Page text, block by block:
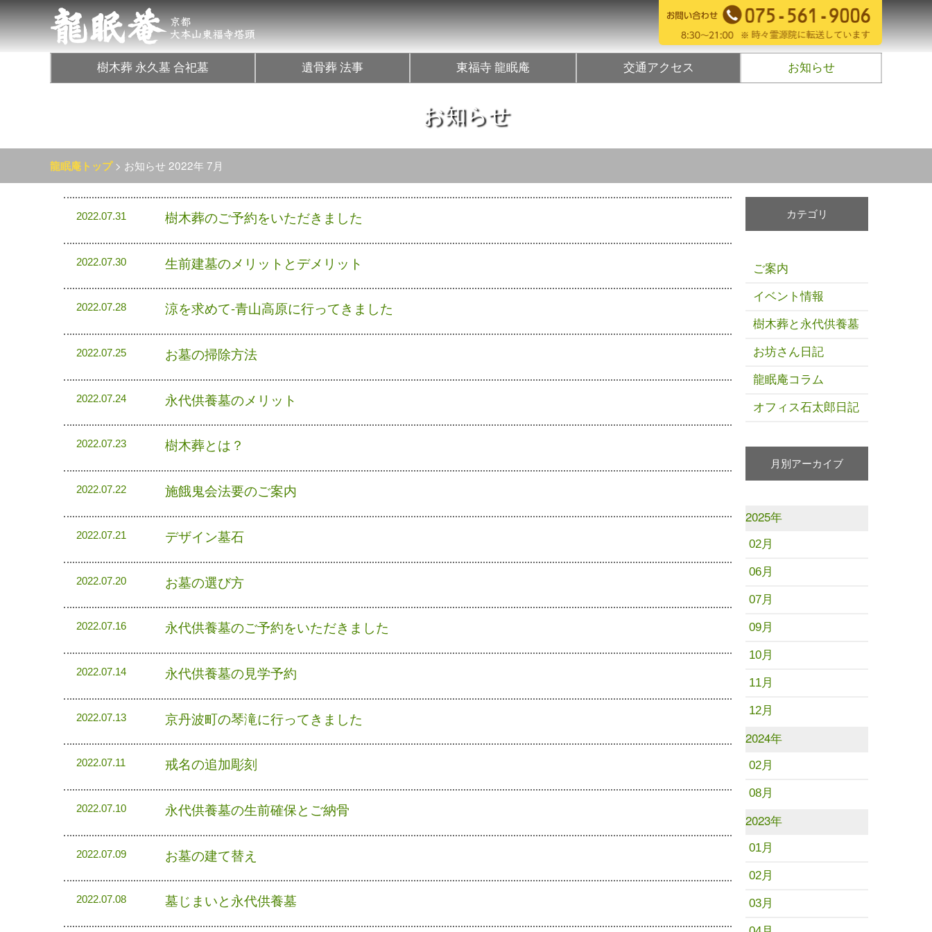
樹木葬 永久墓 合祀墓 遺骨葬 法事 東福寺 龍眠庵 交通アクセス お知らせ
お知らせ
龍眠庵トップ> お知らせ 2022年 7月
2022.07.31 樹木葬のご予約をいただきました
2022.07.30 生前建墓のメリットとデメリット
2022.07.28 涼を求めて-青山高原に行ってきました
2022.07.25 お墓の掃除方法
2022.07.24 永代供養墓のメリット
2022.07.23 樹木葬とは？
2022.07.22 施餓鬼会法要のご案内
2022.07.21 デザイン墓石
2022.07.20 お墓の選び方
2022.07.16 永代供養墓のご予約をいただきました
2022.07.14 永代供養墓の見学予約
2022.07.13 京丹波町の琴滝に行ってきました
2022.07.11 戒名の追加彫刻
2022.07.10 永代供養墓の生前確保とご納骨
2022.07.09 お墓の建て替え
2022.07.08 墓じまいと永代供養墓
カテゴリ
ご案内
イベント情報
樹木葬と永代供養墓
お坊さん日記
龍眠庵コラム
オフィス石太郎日記
月別アーカイブ
2025年
02月
06月
07月
09月
10月
11月
12月
2024年
02月
08月
2023年
01月
02月
03月